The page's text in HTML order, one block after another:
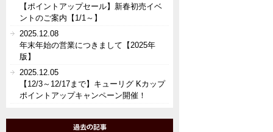
【ポイントアップセール】新春初売イベ
ントのご案内【1/1～】
2025.12.08
年末年始の営業につきまして【2025年
版】
2025.12.05
【12/3～12/17まで】キューリグ Kカップ
ポイントアップキャンペーン開催！